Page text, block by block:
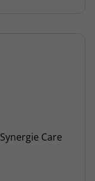
Synergie Care